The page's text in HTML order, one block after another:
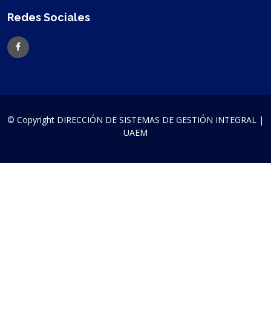
Redes Sociales
© Copyright DIRECCIÓN DE SISTEMAS DE GESTIÓN INTEGRAL |
UAEM